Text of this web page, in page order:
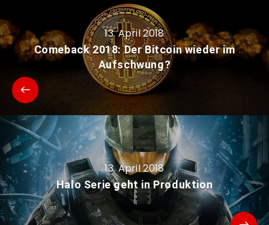
13. April 2018
Comeback 2018: Der Bitcoin wieder im
Aufschwung?
13. April 2018
Halo Serie geht in Produktion